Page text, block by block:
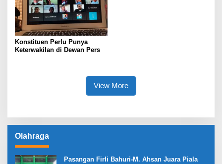
Konstituen Perlu Punya
Keterwakilan di Dewan Pers
View More
Olahraga
Pasangan Firli Bahuri-M. Ahsan Juara Piala